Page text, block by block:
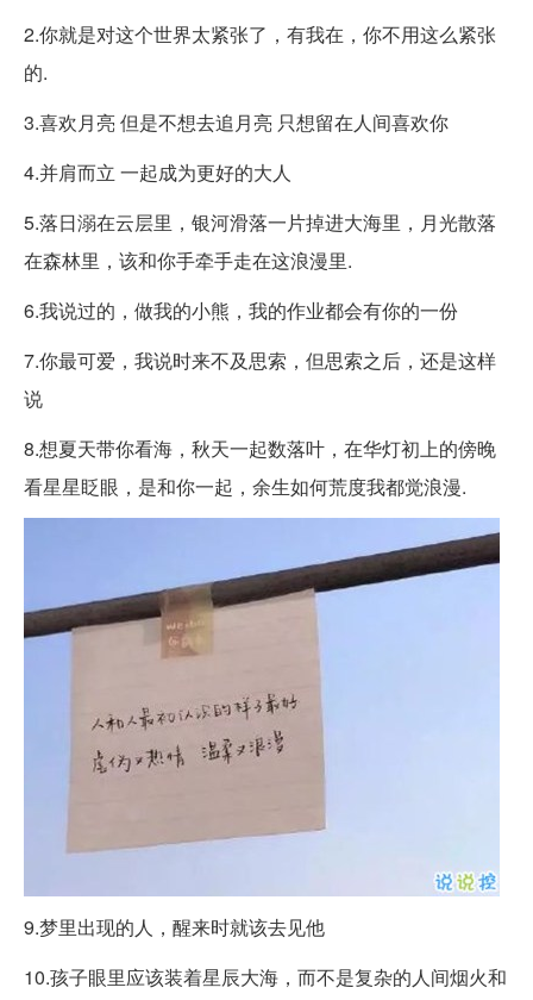
2.你就是对这个世界太紧张了，有我在，你不用这么紧张
的.
3.喜欢月亮 但是不想去追月亮 只想留在人间喜欢你
4.并肩而立 一起成为更好的大人
5.落日溺在云层里，银河滑落一片掉进大海里，月光散落
在森林里，该和你手牵手走在这浪漫里.
6.我说过的，做我的小熊，我的作业都会有你的一份
7.你最可爱，我说时来不及思索，但思索之后，还是这样
说
8.想夏天带你看海，秋天一起数落叶，在华灯初上的傍晚
看星星眨眼，是和你一起，余生如何荒度我都觉浪漫.
9.梦里出现的人，醒来时就该去见他
10.孩子眼里应该装着星辰大海，而不是复杂的人间烟火和